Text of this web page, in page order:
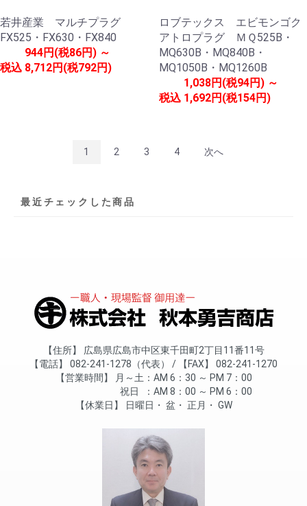
若井産業 マルチプラグ
FX525・FX630・FX840
税込
944円(税86円) ～
8,712円(税792円)
ロブテックス エビモンゴク
アトロプラグ ＭＱ525B・
MQ630B・MQ840B・
MQ1050B・MQ1260B
税込
1,038円(税94円) ～
1,692円(税154円)
1 2 3 4 次へ
最近チェックした商品
住所
広島県広島市中区東千田町2丁目11番11号
電話
082-241-1278（代表） FAX
082-241-1270
営業時間
月～土
AM 6：30 ～ PM 7：00
祝日
AM 8：00 ～ PM 6：00
休業日
日曜日 盆 正月 GW